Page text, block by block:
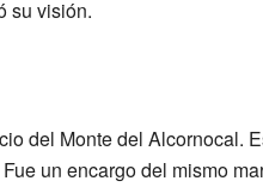
su visión.
del Monte del Alcornocal.
un encargo del mismo